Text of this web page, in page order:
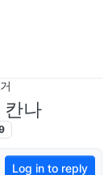
나
Log in to reply